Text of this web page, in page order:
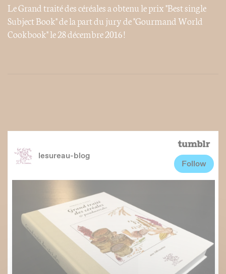
Le Grand traité des céréales a obtenu le prix "Best single
Subject Book" de la part du jury de "Gourmand World
Cookbook" le 28 décembre 2016 !